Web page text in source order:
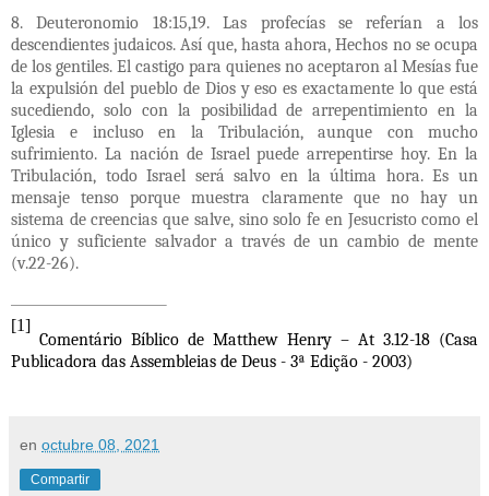
8. Deuteronomio 18:15,19. Las profecías se referían a los
descendientes judaicos. Así que, hasta ahora, Hechos no se ocupa
de los gentiles. El castigo para quienes no aceptaron al Mesías fue
la expulsión del pueblo de Dios y eso es exactamente lo que está
sucediendo, solo con la posibilidad de arrepentimiento en la
Iglesia e incluso en la Tribulación, aunque con mucho
sufrimiento. La nación de Israel puede arrepentirse hoy. En la
Tribulación, todo Israel será salvo en la última hora. Es un
mensaje tenso porque muestra claramente que no hay un
sistema de creencias que salve, sino solo fe en Jesucristo como el
único y suficiente salvador a través de un cambio de mente
(v.22-26).
[1]
Comentário Bíblico de Matthew Henry – At 3.12-18 (Casa
Publicadora das Assembleias de Deus - 3ª Edição - 2003)
en octubre 08, 2021
Compartir